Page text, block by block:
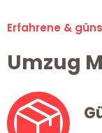
Erfahrene &
Umzug